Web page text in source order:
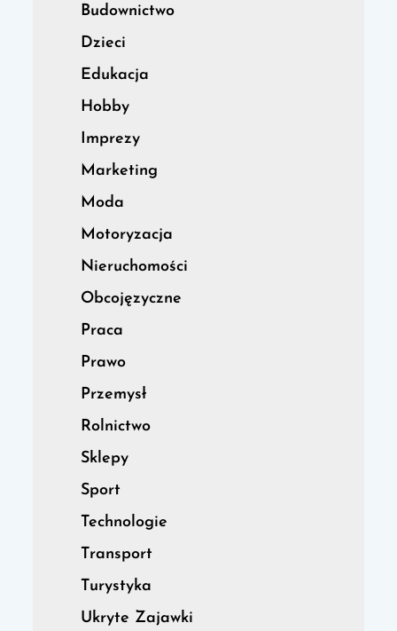
Budownictwo
Dzieci
Edukacja
Hobby
Imprezy
Marketing
Moda
Motoryzacja
Nieruchomości
Obcojęzyczne
Praca
Prawo
Przemysł
Rolnictwo
Sklepy
Sport
Technologie
Transport
Turystyka
Ukryte Zajawki